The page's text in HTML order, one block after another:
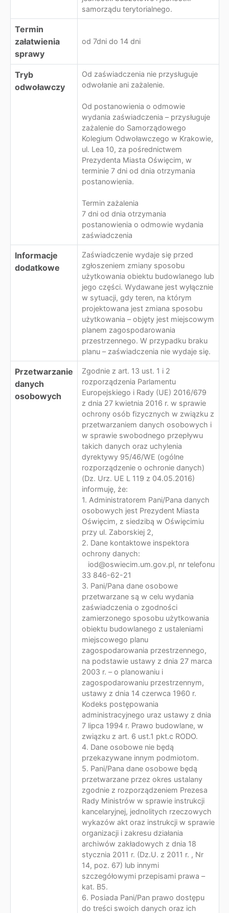
samorządu terytorialnego.
Termin
załatwienia
sprawy
od 7dni do 14 dni
Tryb
odwoławczy
Od zaświadczenia nie przysługuje
odwołanie ani zażalenie.
Od postanowienia o odmowie
wydania zaświadczenia – przysługuje
zażalenie do Samorządowego
Kolegium Odwoławczego w Krakowie,
ul. Lea 10, za pośrednictwem
Prezydenta Miasta Oświęcim, w
terminie 7 dni od dnia otrzymania
postanowienia.
Termin zażalenia
7 dni od dnia otrzymania
postanowienia o odmowie wydania
zaświadczenia
Informacje
dodatkowe
Zaświadczenie wydaje się przed
zgłoszeniem zmiany sposobu
użytkowania obiektu budowlanego lub
jego części. Wydawane jest wyłącznie
w sytuacji, gdy teren, na którym
projektowana jest zmiana sposobu
użytkowania – objęty jest miejscowym
planem zagospodarowania
przestrzennego. W przypadku braku
planu – zaświadczenia nie wydaje się.
Przetwarzanie
danych
osobowych
Zgodnie z art. 13 ust. 1 i 2
rozporządzenia Parlamentu
Europejskiego i Rady (UE) 2016/679
z dnia 27 kwietnia 2016 r. w sprawie
ochrony osób fizycznych w związku z
przetwarzaniem danych osobowych i
w sprawie swobodnego przepływu
takich danych oraz uchylenia
dyrektywy 95/46/WE (ogólne
rozporządzenie o ochronie danych)
(Dz. Urz. UE L 119 z 04.05.2016)
informuję, że:
1. Administratorem Pani/Pana danych
osobowych jest Prezydent Miasta
Oświęcim, z siedzibą w Oświęcimiu
przy ul. Zaborskiej 2,
2. Dane kontaktowe inspektora
ochrony danych:
iod@oswiecim.um.gov.pl, nr telefonu
33 846-62-21
3. Pani/Pana dane osobowe
przetwarzane są w celu wydania
zaświadczenia o zgodności
zamierzonego sposobu użytkowania
obiektu budowlanego z ustaleniami
miejscowego planu
zagospodarowania przestrzennego,
na podstawie ustawy z dnia 27 marca
2003 r. – o planowaniu i
zagospodarowaniu przestrzennym,
ustawy z dnia 14 czerwca 1960 r.
Kodeks postępowania
administracyjnego uraz ustawy z dnia
7 lipca 1994 r. Prawo budowlane, w
związku z art. 6 ust.1 pkt.c RODO.
4. Dane osobowe nie będą
przekazywane innym podmiotom.
5. Pani/Pana dane osobowe będą
przetwarzane przez okres ustalany
zgodnie z rozporządzeniem Prezesa
Rady Ministrów w sprawie instrukcji
kancelaryjnej, jednolitych rzeczowych
wykazów akt oraz instrukcji w sprawie
organizacji i zakresu działania
archiwów zakładowych z dnia 18
stycznia 2011 r. (Dz.U. z 2011 r. , Nr
14, poz. 67) lub innymi
szczegółowymi przepisami prawa –
kat. B5.
6. Posiada Pani/Pan prawo dostępu
do treści swoich danych oraz ich